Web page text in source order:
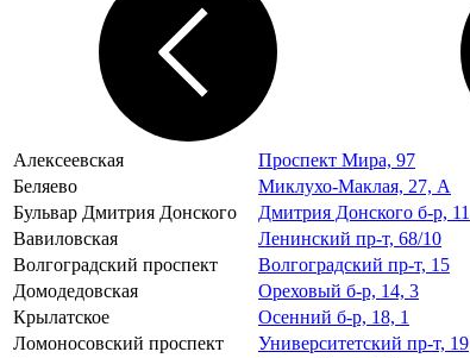
Алексеевская Проспект Мира, 97
Беляево
Миклухо-Маклая, 27, А
Бульвар Дмитрия Донского
Дмитрия Донского б-р, 11
Вавиловская
Ленинский пр-т, 68/10
Волгоградский проспект
Волгоградский пр-т, 15
Домодедовская
Ореховый б-р, 14, 3
Крылатское
Осенний б-р, 18, 1
Ломоносовский проспект
Университетский пр-т, 19